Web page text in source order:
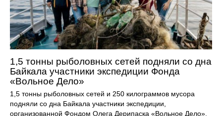
1,5 тонны рыболовных сетей подняли со дна
Байкала участники экспедиции Фонда
«Вольное Дело»
1,5 тонны рыболовных сетей и 250 килограммов мусора
подняли со дна Байкала участники экспедиции,
организованной Фондом Олега Дерипаска «Вольное Дело».